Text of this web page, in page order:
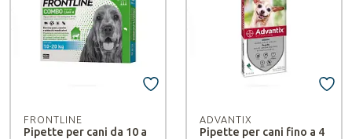
FRONTLINE
Pipette per cani da 10 a
ADVANTIX
Pipette per cani fino a 4